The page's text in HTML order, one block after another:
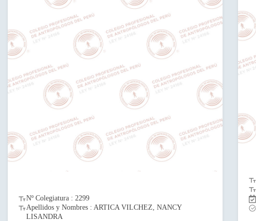
Nº Colegiatura : 2299
Apellidos y Nombres : ARTICA VILCHEZ, NANCY
LISANDRA